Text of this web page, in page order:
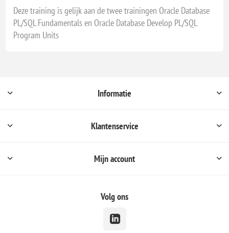
09 - 13 november, 2026 - Nieuwegein
16 - 20 november, 2026 - Virtueel
23 - 27 november, 2026 - Apeldoorn
14 - 18 december, 2026 - Nieuwegein
21 - 25 december, 2026 - Nieuwegein
Deze training is gelijk aan de twee trainingen Oracle Database
PL/SQL Fundamentals en Oracle Database Develop PL/SQL
Program Units
Informatie
Klantenservice
Mijn account
Volg ons